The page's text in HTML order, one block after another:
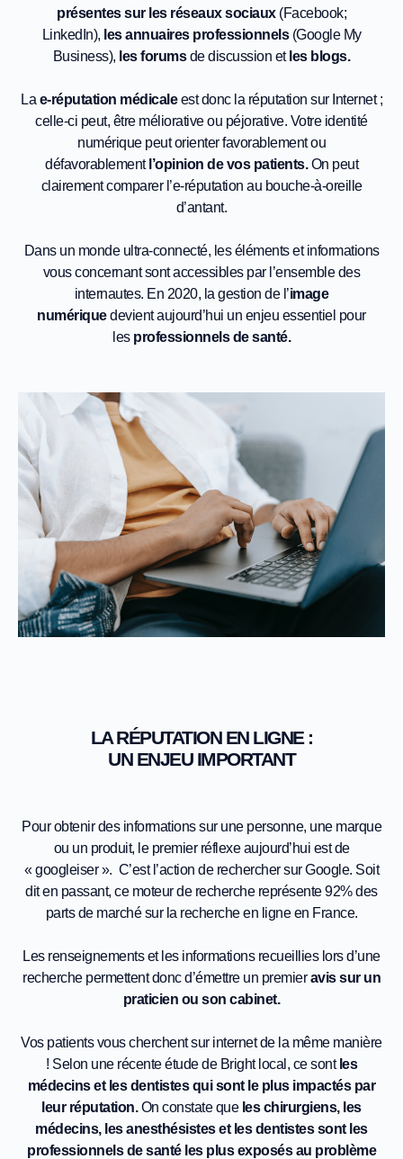
présentes sur les réseaux sociaux(Facebook;
LinkedIn), les annuaires professionnels(Google My
Business), les forumsde discussion etles blogs.
La e-réputation médicaleest donc la réputation sur Internet ;
celle-ci peut, être méliorative ou péjorative. Votre identité
numérique peut orienter favorablement ou
défavorablementl’opinion de vos patients.On peut
clairement comparer l’e-réputation au bouche-à-oreille
d’antant.
Dans un monde ultra-connecté, les éléments et informations
vous concernant sont accessibles par l’ensemble des
internautes. En 2020, la gestion de l’image
numériquedevient aujourd’hui un enjeu essentiel pour
les professionnels de santé.
LA RÉPUTATION EN LIGNE :
UN ENJEU IMPORTANT
Pour obtenir des informations sur une personne, une marque
ou un produit, le premier réflexe aujourd’hui est de
« googleiser ». C’est l’action de rechercher sur Google. Soit
dit en passant, ce moteur de recherche représente 92% des
parts de marché sur la recherche en ligne en France.
Les renseignements et les informations recueillies lors d’une
recherche permettent donc d’émettre un premieravis sur un
praticien ou son cabinet.
Vos patients vous cherchent sur internet de la même manière
! Selon une récente étude de Bright local, ce sontles
médecins et les dentistes qui sont le plus impactés par
leur réputation.On constate que les chirurgiens, les
médecins, les anesthésistes et les dentistes sont les
professionnels de santé les plus exposés au problème